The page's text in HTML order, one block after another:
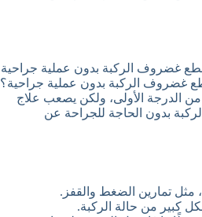
غضروف الركبة بدون عملية جراحية؟
الدرجة الأولى، ولكن يصعب علاج
بدون الحاجة للجراحة عن
مثل تمارين الضغط والقفز.
كبير من حالة الركبة.